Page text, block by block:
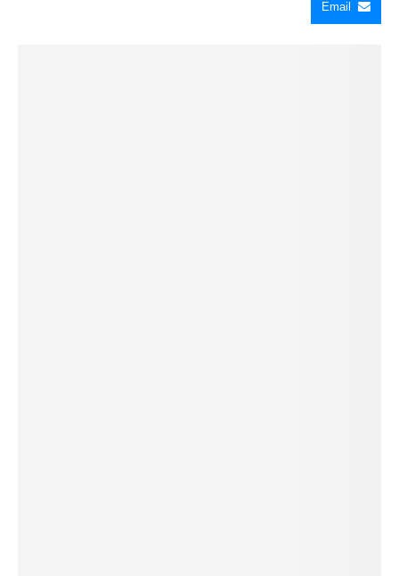
Email